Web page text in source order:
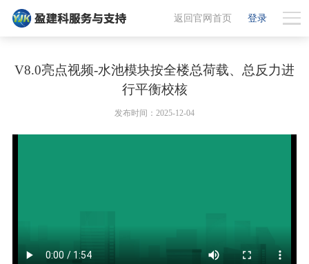
登录
返回官网首页
V8.0亮点视频-水池模块按全楼总荷载、总反力进
行平衡校核
发布时间：2025-12-04